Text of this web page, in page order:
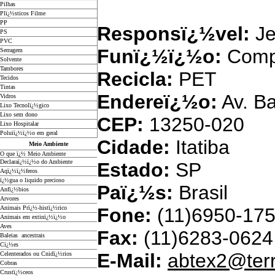
Pilhas
Plï¿½sticos Filme
PP
PS
PVC
Serragem
Solvente
Tambores
Tecidos
Tintas
Vidros
Lixo Tecnolï¿½gico
Lixo sem dono
Lixo Hospitalar
Poluiï¿½ï¿½o em geral
Meio Ambiente
O que ï¿½ Meio Ambiente
Declaraï¿½ï¿½o do Ambiente
Aqï¿½ï¿½feros
ï¿½gua o liquido precioso
Anfï¿½bios
Arvores
Animais Prï¿½-histï¿½rico
Animais em extinï¿½ï¿½o
Aves
Baleias ancestrais
Cï¿½es
Celenterados ou Cnidï¿½rios
Cobras
Crustï¿½ceos
Responsï¿½vel:
Funï¿½ï¿½o:
Recicla: PET
Endereï¿½o: Av.
CEP: 13250-020
Cidade: Itatiba
Estado: SP
Paï¿½s: Brasil
Fone: (11)6950-
Fax: (11)6283-0624
E-Mail: